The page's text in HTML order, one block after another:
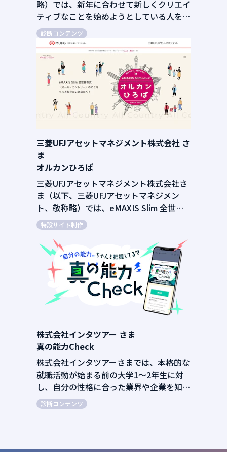
略）では、新年に合わせて新しくクリエイ
ティブなことを始めようとしている人をタ
ーゲットに、診断コンテンツを制作しまし
た。診断結果では、自分の中に眠っている
クリエイティブ力と、どんなクリエイティ
ブ活動が向いているかを表示。さらに、結
果に合わせて、おすすめのアドビ製品を紹
介しました。
診断コンテンツ
三菱UFJアセットマネジメント株式会社 さ
ま
オルカンひろば
三菱UFJアセットマネジメント株式会社さ
ま（以下、三菱UFJアセットマネジメン
ト、敬称略）では、eMAXIS Slim 全世界
株式（オール・カントリー）、略称「オル
カン」の設定日（10月31日）のイベント
にあわせて、特設サイトをリリースしまし
た。投資初心者の方でも、わかりやすく伝
えるための、企画・コンテンツ制作・サイ
ト制作全般をご支援させていただきまし
特設サイト制作
株式会社インタツアー さま
真の能力Check
株式会社インタツアーさまでは、本格的な
就職活動が始まる前の大学1～2年生に対
し、自分の性格に合った業界や企業を知る
診断コンテンツをLINE公式アカウント内
の新機能として開発しました。弊社では企
診断コンテンツ